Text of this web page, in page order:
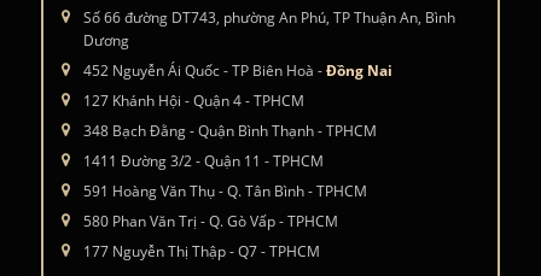
Số 66 đường DT743, phường An Phú, TP Thuận An, Bình
Dương
452 Nguyễn Ái Quốc - TP Biên Hoà -Đồng Nai
127 Khánh Hội - Quận 4 - TPHCM
348 Bạch Đằng - Quận Bình Thạnh - TPHCM
1411 Đường 3/2 - Quận 11 - TPHCM
591 Hoàng Văn Thụ - Q. Tân Bình - TPHCM
580 Phan Văn Trị - Q. Gò Vấp - TPHCM
177 Nguyễn Thị Thập - Q7 - TPHCM